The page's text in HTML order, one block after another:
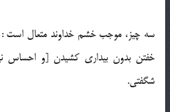
سه چيز، موجب خشم خداوند متعال
خفتن بدون بيدارى كشيدن [و احساس
شگفتى.